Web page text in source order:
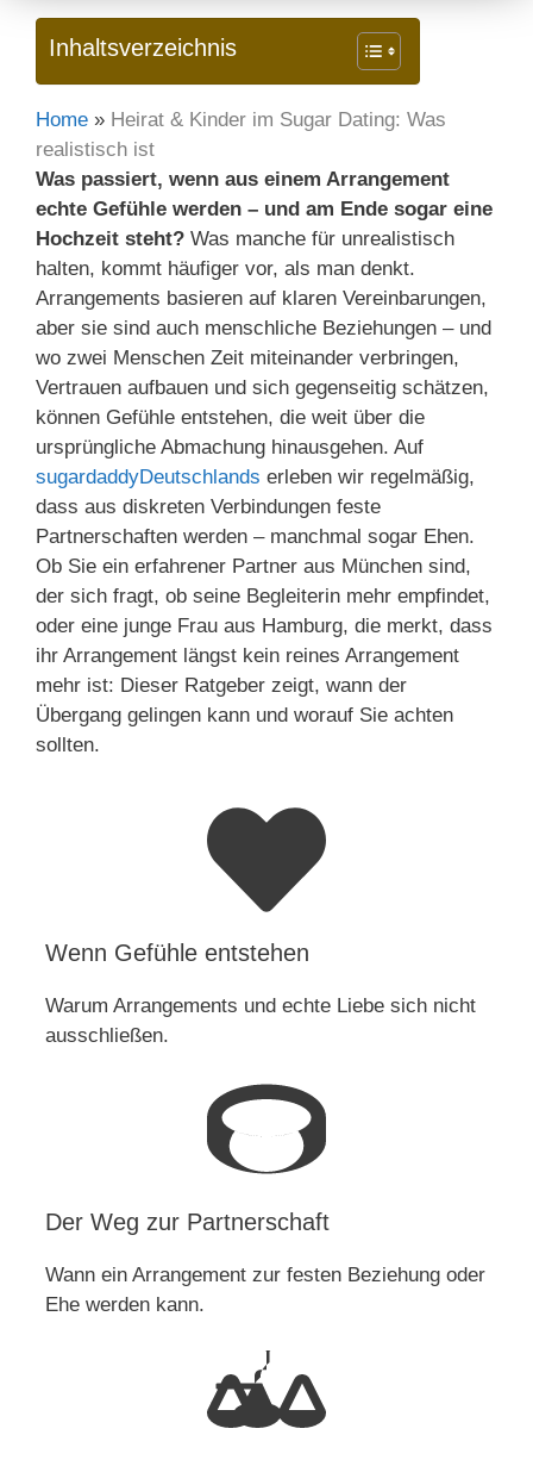
Inhaltsverzeichnis
Home » Heirat & Kinder im Sugar Dating: Was
realistisch ist
Was passiert, wenn aus einem Arrangement
echte Gefühle werden – und am Ende sogar eine
Hochzeit steht? Was manche für unrealistisch
halten, kommt häufiger vor, als man denkt.
Arrangements basieren auf klaren Vereinbarungen,
aber sie sind auch menschliche Beziehungen – und
wo zwei Menschen Zeit miteinander verbringen,
Vertrauen aufbauen und sich gegenseitig schätzen,
können Gefühle entstehen, die weit über die
ursprüngliche Abmachung hinausgehen. Auf
sugardaddyDeutschlands erleben wir regelmäßig,
dass aus diskreten Verbindungen feste
Partnerschaften werden – manchmal sogar Ehen.
Ob Sie ein erfahrener Partner aus München sind,
der sich fragt, ob seine Begleiterin mehr empfindet,
oder eine junge Frau aus Hamburg, die merkt, dass
ihr Arrangement längst kein reines Arrangement
mehr ist: Dieser Ratgeber zeigt, wann der
Übergang gelingen kann und worauf Sie achten
sollten.
Wenn Gefühle entstehen
Warum Arrangements und echte Liebe sich nicht
ausschließen.
Der Weg zur Partnerschaft
Wann ein Arrangement zur festen Beziehung oder
Ehe werden kann.